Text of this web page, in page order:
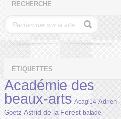
RECHERCHE
ÉTIQUETTES
Académie des
beaux-arts Acagl14 Adrien
Goetz Astrid de la Forest balade